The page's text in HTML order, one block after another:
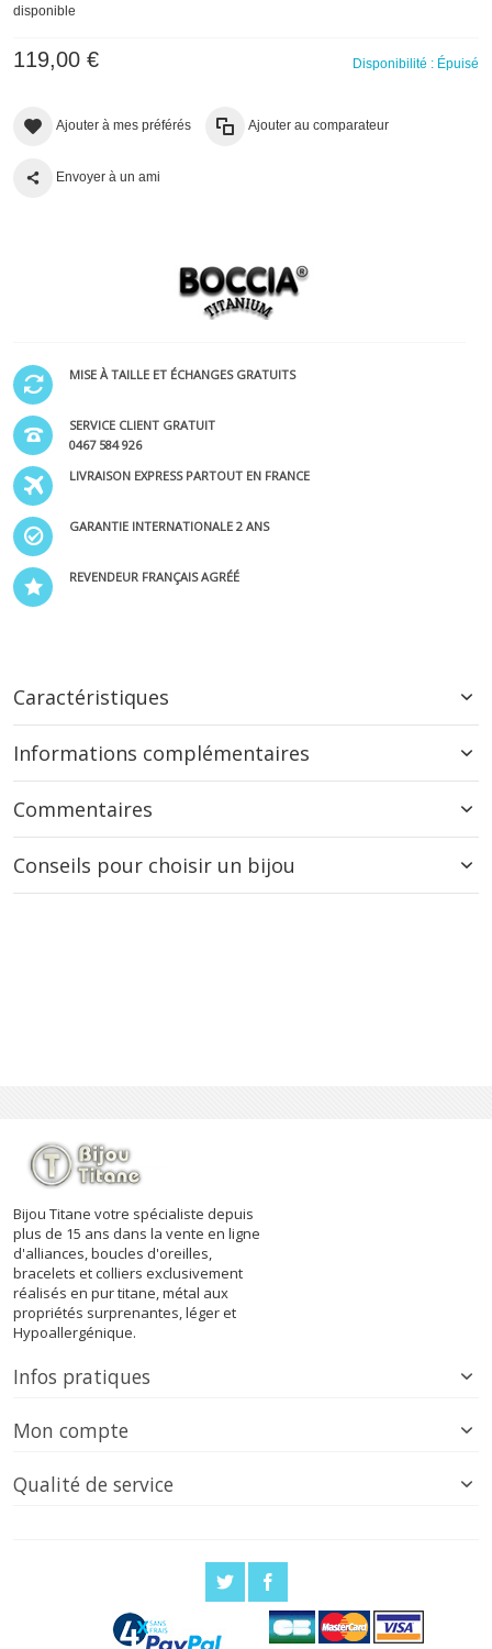
disponible
Disponibilité : Épuisé
119,00 €
Ajouter à mes préférés Ajouter au comparateur
Envoyer à un ami
MISE À TAILLE ET ÉCHANGES GRATUITS
SERVICE CLIENT GRATUIT
0467 584 926
LIVRAISON EXPRESS PARTOUT EN FRANCE
GARANTIE INTERNATIONALE 2 ANS
REVENDEUR FRANÇAIS AGRÉÉ
Caractéristiques
Informations complémentaires
Commentaires
Conseils pour choisir un bijou
Bijou Titane votre spécialiste depuis
plus de 15 ans dans la vente en ligne
d'alliances, boucles d'oreilles,
bracelets et colliers exclusivement
réalisés en pur titane, métal aux
propriétés surprenantes, léger et
Hypoallergénique.
Infos pratiques
Mon compte
Qualité de service